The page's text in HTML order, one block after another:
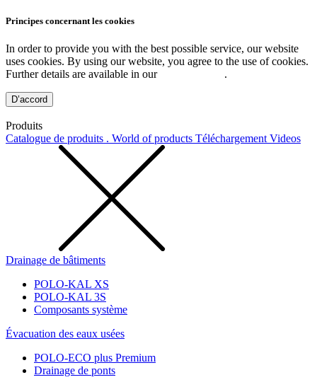
Principes concernant les cookies
In order to provide you with the best possible service, our website
uses cookies. By using our website, you agree to the use of cookies.
Further details are available in our
.
D’accord
Produits
Catalogue de produits . World of products Téléchargement Videos
Drainage de bâtiments
POLO-KAL XS
POLO-KAL 3S
Composants système
Évacuation des eaux usées
POLO-ECO plus Premium
Drainage de ponts